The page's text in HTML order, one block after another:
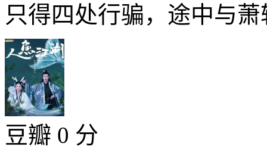
只得四处行骗，途中与
豆瓣 0 分